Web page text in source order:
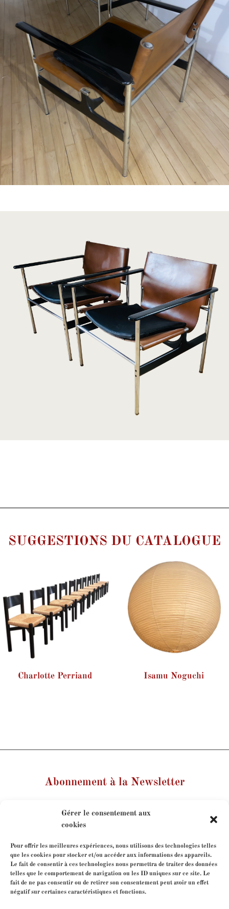
Gérer le consentement aux
cookies
Pour offrir les meilleures expériences, nous utilisons des technologies telles
que les cookies pour stocker et/ou accéder aux informations des appareils.
Le fait de consentir à ces technologies nous permettra de traiter des données
telles que le comportement de navigation ou les ID uniques sur ce site. Le
fait de ne pas consentir ou de retirer son consentement peut avoir un effet
négatif sur certaines caractéristiques et fonctions.
SUGGESTIONS DU CATALOGUE
Charlotte Perriand Isamu Noguchi
Abonnement à la Newsletter
Je consens à l'utilisation de mes coordonnées dans le
cadre de mon abonnement à la newsletter.